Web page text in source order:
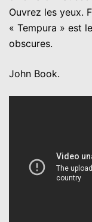
Ouvrez les yeux.
« Tempura » est
obscures.
John Book.